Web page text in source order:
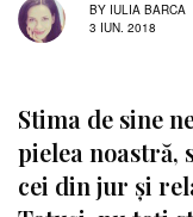
BY IULIA BARCA
3 IUN. 2018
Stima de sine
pielea noastră,
cei din jur și